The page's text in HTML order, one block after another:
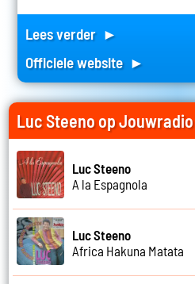
Lees verder ►
Officiele website ►
Luc Steeno op Jouwradio
Luc Steeno
A la Espagnola
Luc Steeno
Africa Hakuna Matata